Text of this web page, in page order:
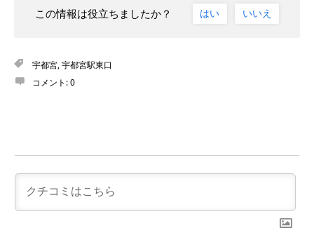
この情報は役立ちましたか？ はい いいえ
宇都宮,宇都宮駅東口
コメント:0